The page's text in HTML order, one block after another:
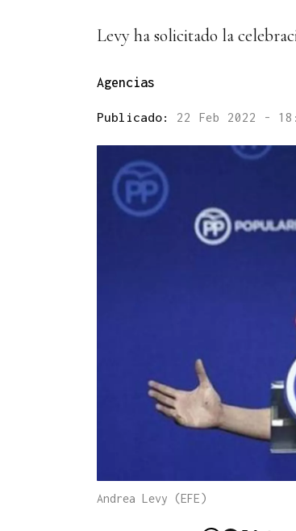
Levy ha solicitado la
Agencias
Publicado: 22 Feb 2022 -
Andrea Levy (EFE)